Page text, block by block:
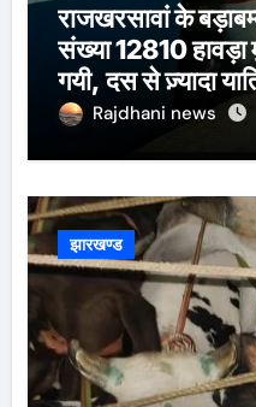
राजखरसावां के
संख्या 12810 हावड़ा
गयी, दस से ज़्यादा
खबर।सरायकेला के
Rajdhani news
झारखण्ड